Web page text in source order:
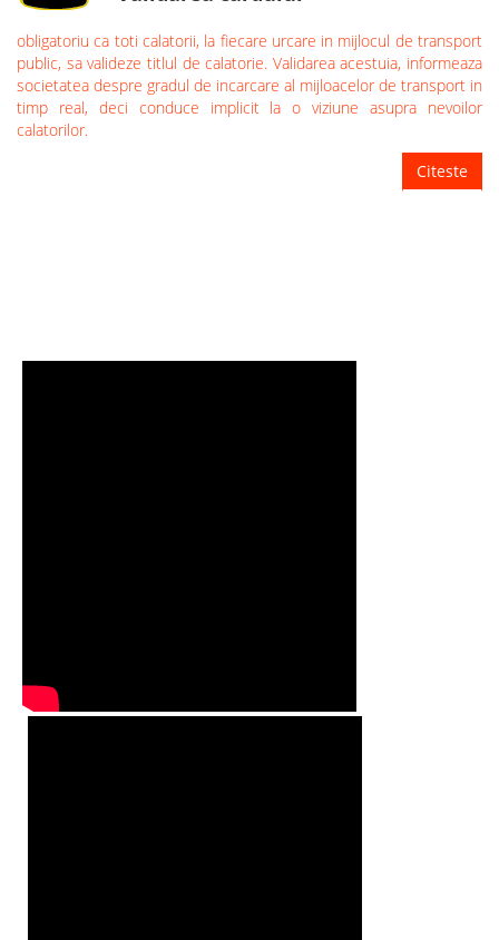
obligatoriu ca toti calatorii, la fiecare urcare in mijlocul de transport
public, sa valideze titlul de calatorie. Validarea acestuia, informeaza
societatea despre gradul de incarcare al mijloacelor de transport in
timp real, deci conduce implicit la o viziune asupra nevoilor
calatorilor.
Citeste